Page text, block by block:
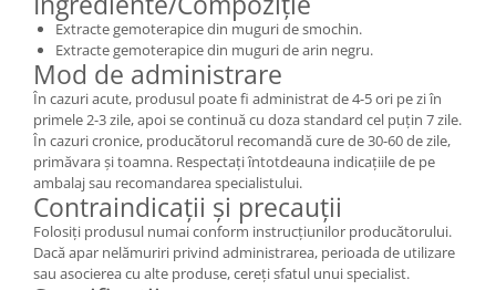
Extracte gemoterapice din muguri de smochin.
Extracte gemoterapice din muguri de arin negru.
Mod de administrare
În cazuri acute, produsul poate fi administrat de 4-5 ori pe zi în
primele 2-3 zile, apoi se continuă cu doza standard cel puțin 7 zile.
În cazuri cronice, producătorul recomandă cure de 30-60 de zile,
primăvara și toamna. Respectați întotdeauna indicațiile de pe
ambalaj sau recomandarea specialistului.
Contraindicații și precauții
Folosiți produsul numai conform instrucțiunilor producătorului.
Dacă apar nelămuriri privind administrarea, perioada de utilizare
sau asocierea cu alte produse, cereți sfatul unui specialist.